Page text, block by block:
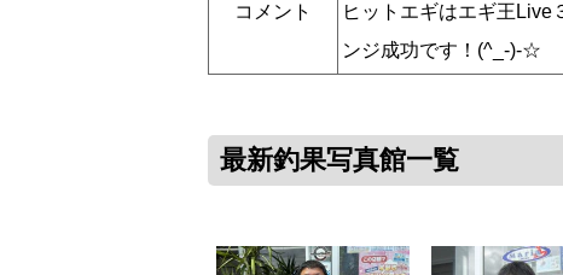
コメント
ヒットエギはエギ王Live
ンジ成功です！(^_-)-☆
最新釣果写真館一覧